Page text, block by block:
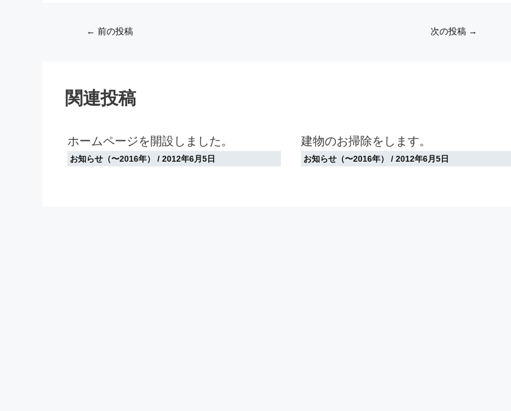
← 前の投稿 次の投稿 →
関連投稿
ホームページを開設しました。
お知らせ（〜2016年） /2012年6月5日
建物のお掃除をします。
お知らせ（〜2016年） /2012年6月5日